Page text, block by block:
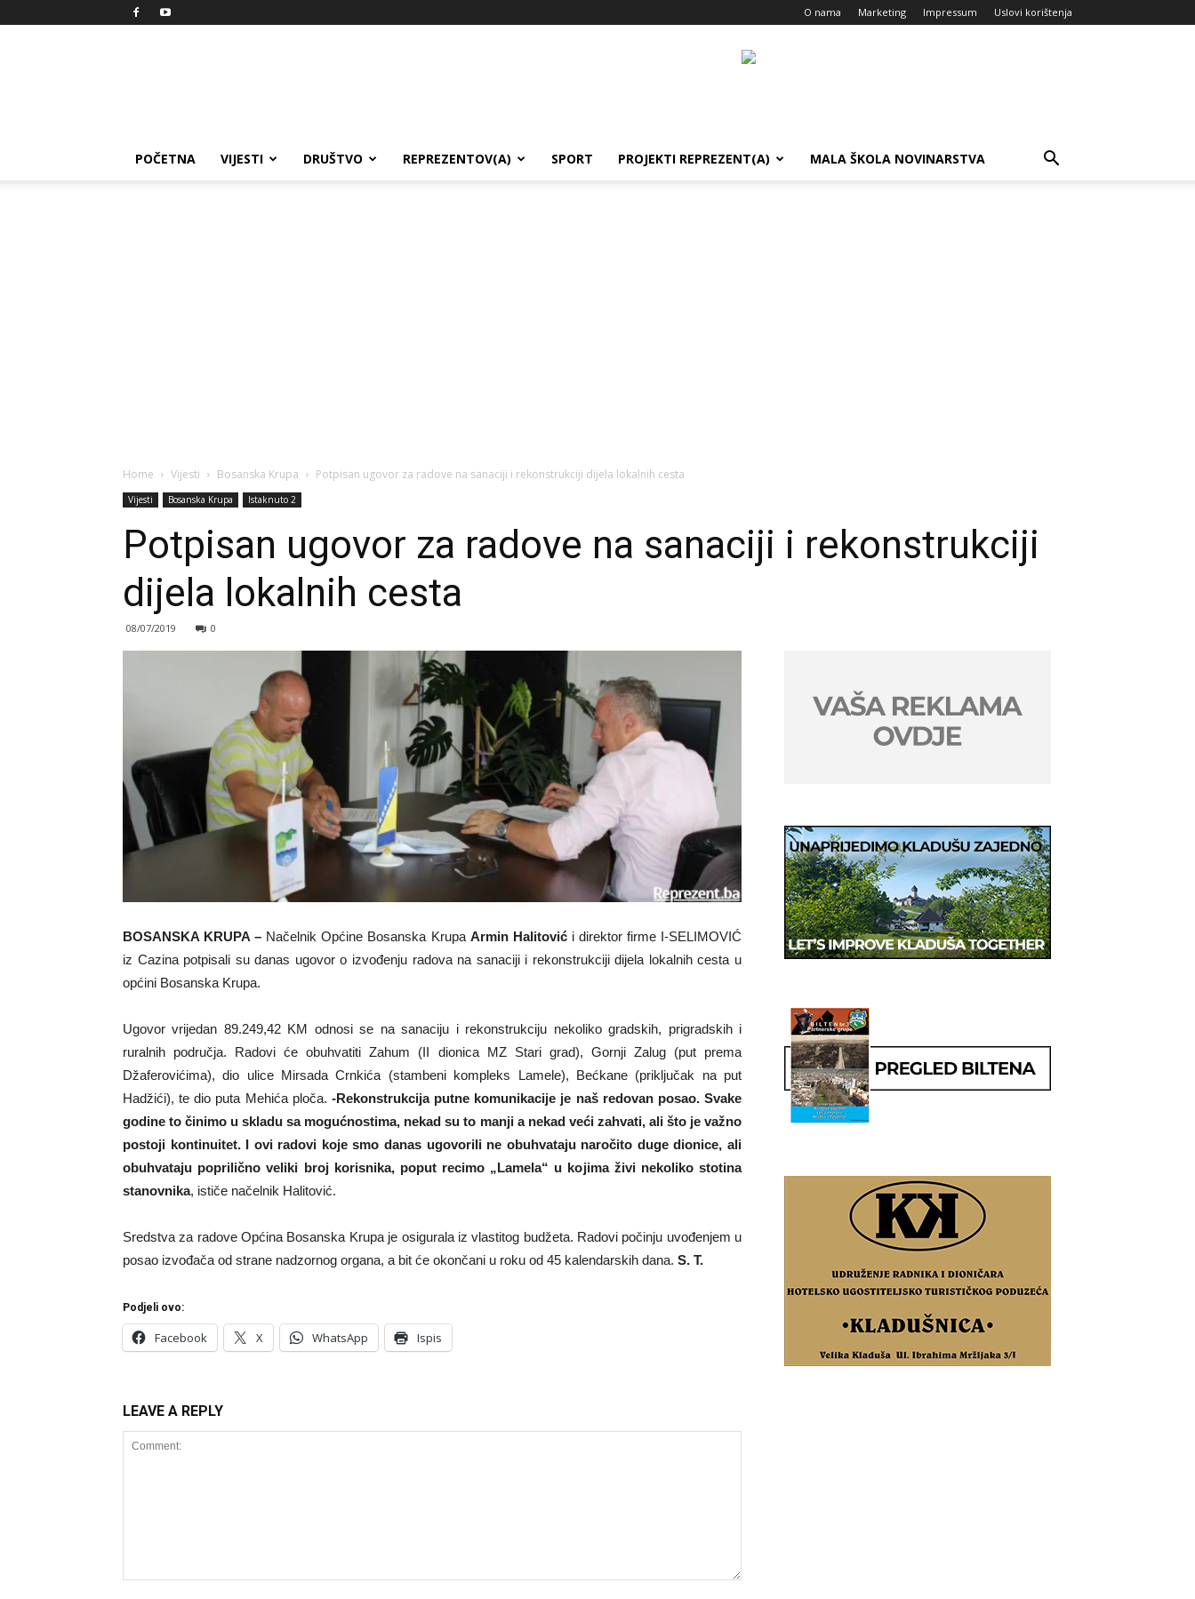
O nama Marketing Impressum Uslovi korištenja
POČETNA VIJESTI DRUŠTVO REPREZENTOV(A) SPORT PROJEKTI REPREZENT(A) MALA ŠKOLA NOVINARSTVA
Home Vijesti Bosanska Krupa Potpisan ugovor za radove na sanaciji i rekonstrukciji dijela lokalnih cesta
Vijesti Bosanska Krupa Istaknuto 2
Potpisan ugovor za radove na sanaciji i rekonstrukciji
dijela lokalnih cesta
08/07/2019 0
BOSANSKA KRUPA – Načelnik Općine Bosanska Krupa Armin Halitovići direktor firme I-SELIMOVIĆ
iz Cazina potpisali su danas ugovor o izvođenju radova na sanaciji i rekonstrukciji dijela lokalnih cesta u
općini Bosanska Krupa.
Ugovor vrijedan 89.249,42 KM odnosi se na sanaciju i rekonstrukciju nekoliko gradskih, prigradskih i
ruralnih područja. Radovi će obuhvatiti Zahum (II dionica MZ Stari grad), Gornji Zalug (put prema
Džaferovićima), dio ulice Mirsada Crnkića (stambeni kompleks Lamele), Bećkane (priključak na put
Hadžići), te dio puta Mehića ploča. -Rekonstrukcija putne komunikacije je naš redovan posao. Svake
godine to činimo u skladu sa mogućnostima, nekad su to manji a nekad veći zahvati, ali što je važno
postoji kontinuitet. I ovi radovi koje smo danas ugovorili ne obuhvataju naročito duge dionice, ali
obuhvataju poprilično veliki broj korisnika, poput recimo „Lamela“ u kojima živi nekoliko stotina
stanovnika, ističe načelnik Halitović.
Sredstva za radove Općina Bosanska Krupa je osigurala iz vlastitog budžeta. Radovi počinju uvođenjem u
posao izvođača od strane nadzornog organa, a bit će okončani u roku od 45 kalendarskih dana. S. T.
Podjeli ovo:
Facebook X WhatsApp Ispis
LEAVE A REPLY